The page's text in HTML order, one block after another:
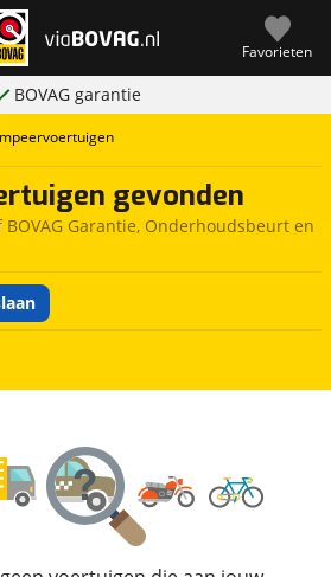
Favorieten
BOVAG garantie
gevonden
Garantie, Onderhoudsbeurt en